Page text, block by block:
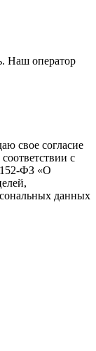
Наш оператор
свое согласие
с
ФЗ «О
данных